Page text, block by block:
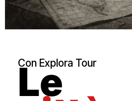
Con Explora Tour
Le